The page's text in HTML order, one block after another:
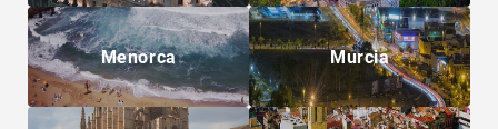
Menorca Murcia